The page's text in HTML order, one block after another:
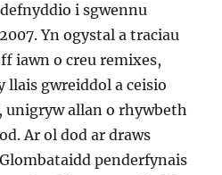
i sgwennu
Yn ogystal a traciau
iawn o creu remixes,
llais gwreiddol a ceisio
unigryw allan o rhywbeth
Ar ol dod ar draws
penderfynais